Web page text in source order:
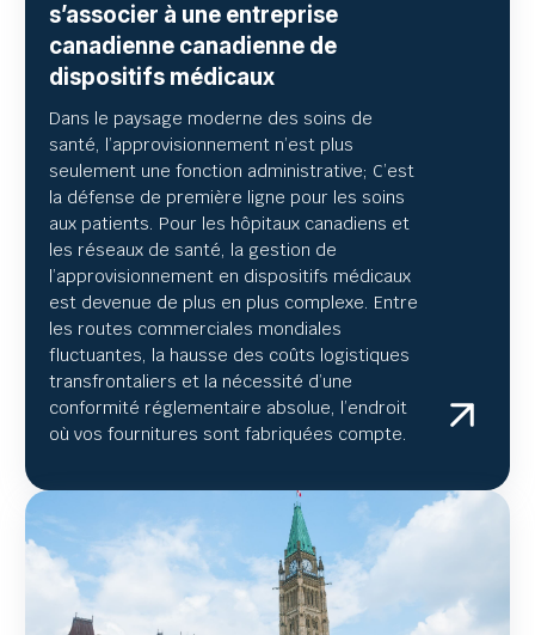
s’associer à une entreprise
canadienne canadienne de
dispositifs médicaux
Dans le paysage moderne des soins de
santé, l’approvisionnement n’est plus
seulement une fonction administrative; C’est
la défense de première ligne pour les soins
aux patients. Pour les hôpitaux canadiens et
les réseaux de santé, la gestion de
l’approvisionnement en dispositifs médicaux
est devenue de plus en plus complexe. Entre
les routes commerciales mondiales
fluctuantes, la hausse des coûts logistiques
transfrontaliers et la nécessité d’une
conformité réglementaire absolue, l’endroit
où vos fournitures sont fabriquées compte.